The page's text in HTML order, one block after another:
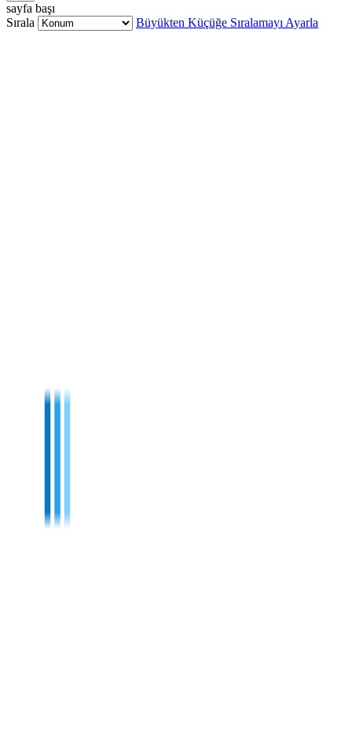
sayfa başı
Sırala
Büyükten Küçüğe Sıralamayı Ayarla